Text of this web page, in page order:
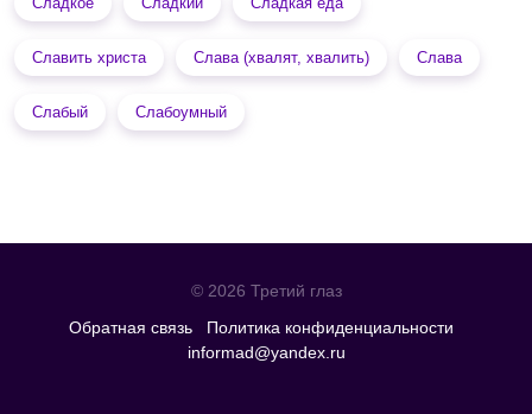
Славить христа Слава (хвалят, хвалить) Слава
Слабый Слабоумный
© 2026 Третий глаз
Обратная связь
Политика конфиденциальности
informad@yandex.ru